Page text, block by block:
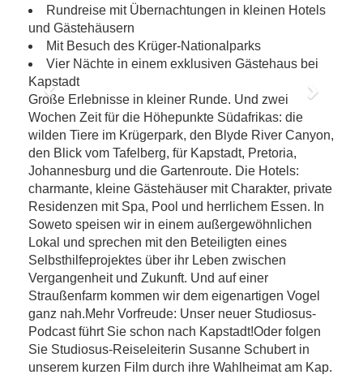
Rundreise mit Übernachtungen in kleinen Hotels
und Gästehäusern
Mit Besuch des Krüger-Nationalparks
Vier Nächte in einem exklusiven Gästehaus bei
Kapstadt
Previous Next
Große Erlebnisse in kleiner Runde. Und zwei
Wochen Zeit für die Höhepunkte Südafrikas: die
wilden Tiere im Krügerpark, den Blyde River Canyon,
den Blick vom Tafelberg, für Kapstadt, Pretoria,
Johannesburg und die Gartenroute. Die Hotels:
charmante, kleine Gästehäuser mit Charakter, private
Residenzen mit Spa, Pool und herrlichem Essen. In
Soweto speisen wir in einem außergewöhnlichen
Lokal und sprechen mit den Beteiligten eines
Selbsthilfeprojektes über ihr Leben zwischen
Vergangenheit und Zukunft. Und auf einer
Straußenfarm kommen wir dem eigenartigen Vogel
ganz nah.Mehr Vorfreude: Unser neuer Studiosus-
Podcast führt Sie schon nach Kapstadt!Oder folgen
Sie Studiosus-Reiseleiterin Susanne Schubert in
unserem kurzen Film durch ihre Wahlheimat am Kap.